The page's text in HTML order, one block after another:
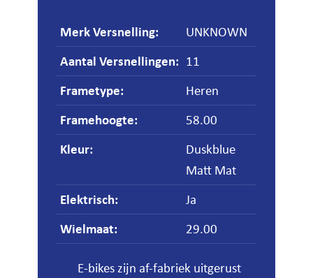
Merk Versnelling: UNKNOWN
Aantal Versnellingen: 11
Frametype: Heren
Framehoogte: 58.00
Kleur:
Duskblue
Matt Mat
Elektrisch: Ja
Wielmaat: 29.00
E-bikes zijn af-fabriek uitgerust